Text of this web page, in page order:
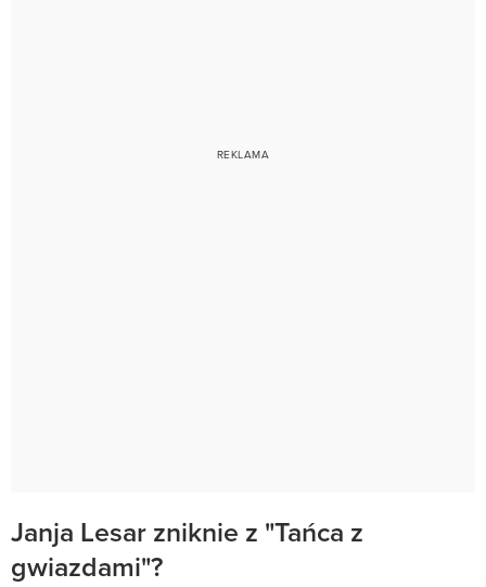
Janja Lesar zniknie z "Tańca z
gwiazdami"?